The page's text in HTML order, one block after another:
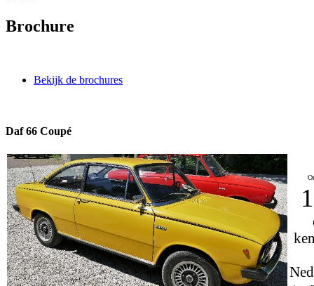
Brochure
Bekijk de brochures
Daf 66 Coupé